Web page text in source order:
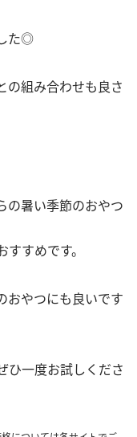
た◎
の組み合わせも良さ
の暑い季節のおやつ
すめです。
おやつにも良いです
ひ一度お試しくださ